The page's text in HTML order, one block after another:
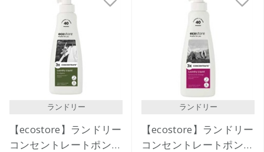
ランドリー
【ecostore】ランドリー
コンセントレートポンプ
ランドリー
【ecostore】ランドリー
コンセントレートポンプ